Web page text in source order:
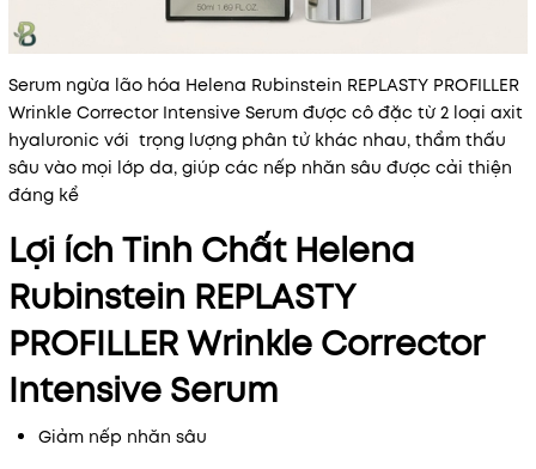
Serum ngừa lão hóa Helena Rubinstein REPLASTY PROFILLER
Wrinkle Corrector Intensive Serum được cô đặc từ 2 loại axit
hyaluronic với trọng lượng phân tử khác nhau, thẩm thấu
sâu vào mọi lớp da, giúp các nếp nhăn sâu được cải thiện
đáng kể
Lợi ích Tinh Chất Helena
Rubinstein REPLASTY
PROFILLER Wrinkle Corrector
Intensive Serum
Giảm nếp nhăn sâu